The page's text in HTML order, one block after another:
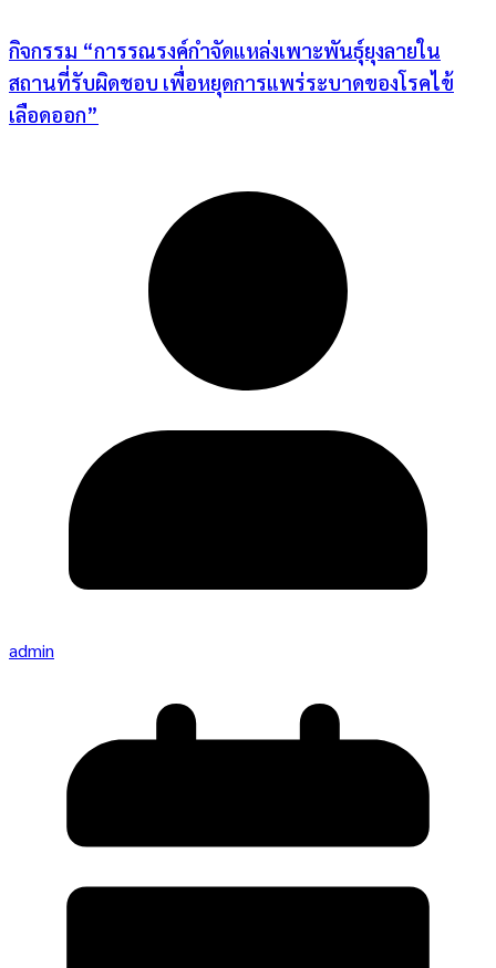
กิจกรรม “การรณรงค์กำจัดแหล่งเพาะพันธุ์ยุงลายใน
สถานที่รับผิดชอบ เพื่อหยุดการแพร่ระบาดของโรคไข้
เลือดออก”
admin